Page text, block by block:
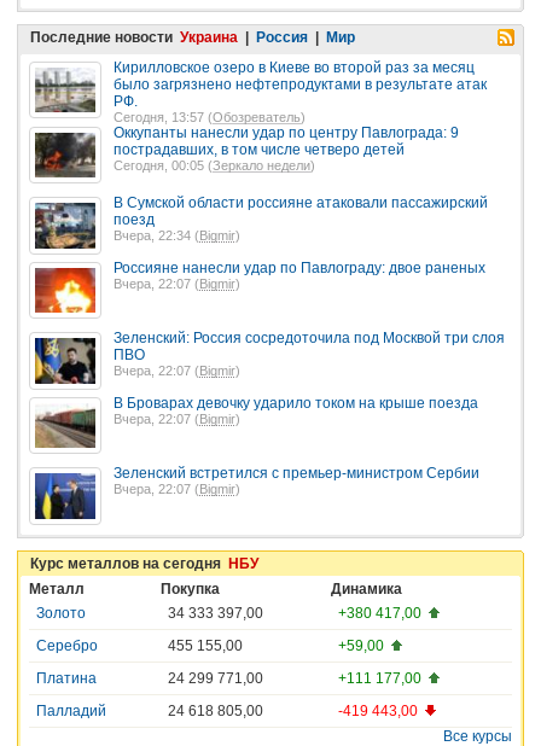
Последние новости Украина | Россия | Мир
Кирилловское озеро в Киеве во второй раз за месяц
было загрязнено нефтепродуктами в результате атак
РФ.
Сегодня, 13:57 (Обозреватель)
Оккупанты нанесли удар по центру Павлограда: 9
пострадавших, в том числе четверо детей
Сегодня, 00:05 (Зеркало недели)
В Сумской области россияне атаковали пассажирский
поезд
Вчера, 22:34 (Bigmir)
Россияне нанесли удар по Павлограду: двое раненых
Вчера, 22:07 (Bigmir)
Зеленский: Россия сосредоточила под Москвой три слоя
ПВО
Вчера, 22:07 (Bigmir)
В Броварах девочку ударило током на крыше поезда
Вчера, 22:07 (Bigmir)
Зеленский встретился с премьер-министром Сербии
Вчера, 22:07 (Bigmir)
Курс металлов на сегодня НБУ
Металл
Покупка
Динамика
Золото
34 333 397,00
+380 417,00
Серебро
455 155,00
+59,00
Платина
24 299 771,00
+111 177,00
Палладий
24 618 805,00
-419 443,00
Все курсы